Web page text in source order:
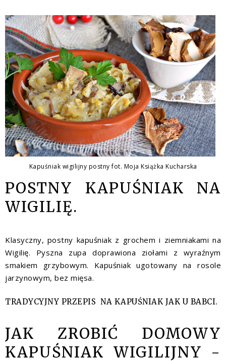
Kapuśniak wigilijny postny fot. Moja Książka Kucharska
POSTNY KAPUŚNIAK NA
WIGILIĘ.
Klasyczny, postny kapuśniak z grochem i ziemniakami na
Wigilię. Pyszna zupa doprawiona ziołami z wyraźnym
smakiem grzybowym. Kapuśniak ugotowany na rosole
jarzynowym, bez mięsa.
TRADYCYJNY PRZEPIS NA KAPUŚNIAK JAK U BABCI.
JAK ZROBIĆ DOMOWY
KAPUŚNIAK WIGILIJNY -